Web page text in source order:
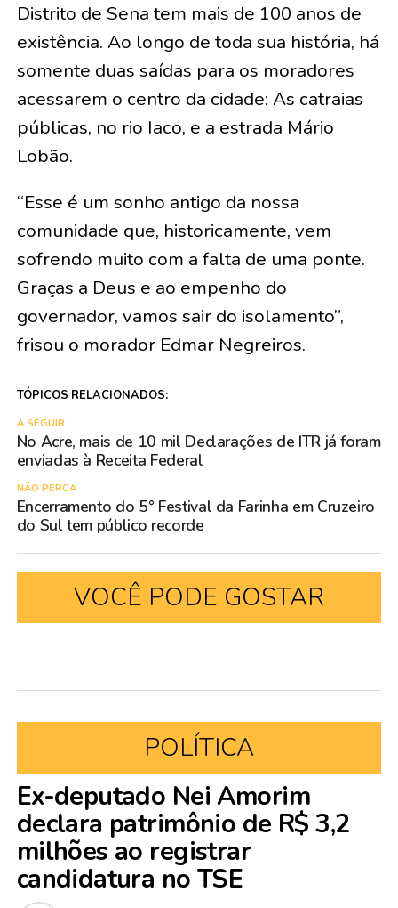
Distrito de Sena tem mais de 100 anos de
existência. Ao longo de toda sua história, há
somente duas saídas para os moradores
acessarem o centro da cidade: As catraias
públicas, no rio Iaco, e a estrada Mário
Lobão.
“Esse é um sonho antigo da nossa
comunidade que, historicamente, vem
sofrendo muito com a falta de uma ponte.
Graças a Deus e ao empenho do
governador, vamos sair do isolamento”,
frisou o morador Edmar Negreiros.
TÓPICOS RELACIONADOS:
A SEGUIR
No Acre, mais de 10 mil Declarações de ITR já foram
enviadas à Receita Federal
NÃO PERCA
Encerramento do 5° Festival da Farinha em Cruzeiro
do Sul tem público recorde
VOCÊ PODE GOSTAR
POLÍTICA
Ex-deputado Nei Amorim
declara patrimônio de R$ 3,2
milhões ao registrar
candidatura no TSE